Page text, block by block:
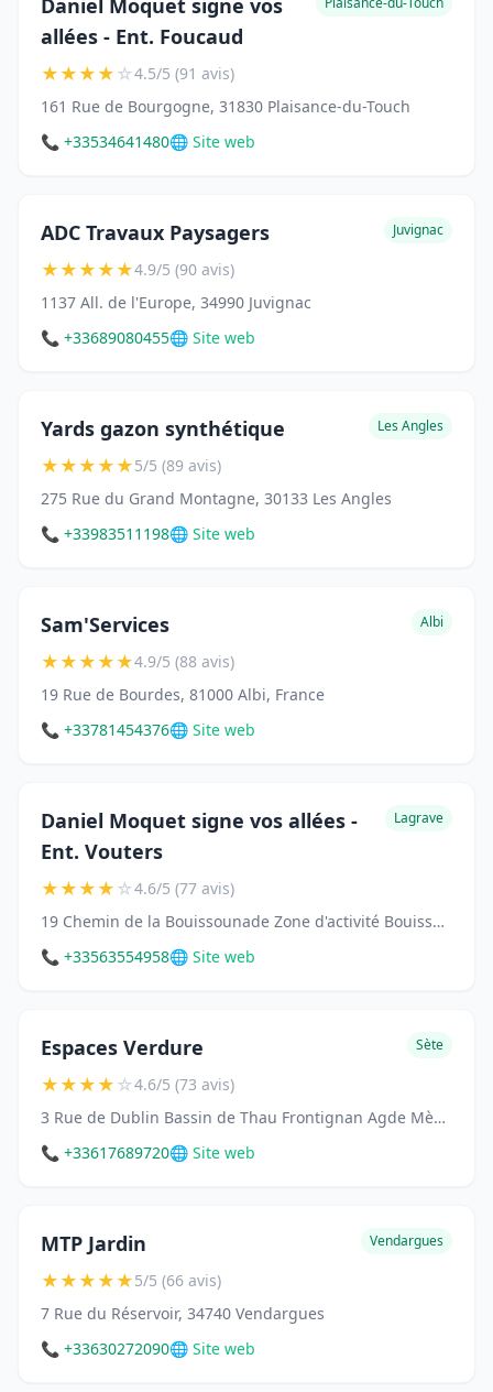
Daniel Moquet signe vos
allées - Ent. Foucaud
★★★★☆4.5/5 (91 avis)
161 Rue de Bourgogne, 31830 Plaisance-du-Touch
📞 +33534641480🌐 Site web
ADC Travaux Paysagers Juvignac
★★★★★4.9/5 (90 avis)
1137 All. de l'Europe, 34990 Juvignac
📞 +33689080455🌐 Site web
Yards gazon synthétique Les Angles
★★★★★5/5 (89 avis)
275 Rue du Grand Montagne, 30133 Les Angles
📞 +33983511198🌐 Site web
Sam'Services Albi
★★★★★4.9/5 (88 avis)
19 Rue de Bourdes, 81000 Albi, France
📞 +33781454376🌐 Site web
Daniel Moquet signe vos allées -
Ent. Vouters
Lagrave
★★★★☆4.6/5 (77 avis)
19 Chemin de la Bouissounade Zone d'activité Bouissounade, 81150 Lagrave
📞 +33563554958🌐 Site web
Espaces Verdure Sète
★★★★☆4.6/5 (73 avis)
3 Rue de Dublin Bassin de Thau Frontignan Agde Mèze, Montpellier Castelnau Lattes, 34200 Sète
📞 +33617689720🌐 Site web
MTP Jardin Vendargues
★★★★★5/5 (66 avis)
7 Rue du Réservoir, 34740 Vendargues
📞 +33630272090🌐 Site web